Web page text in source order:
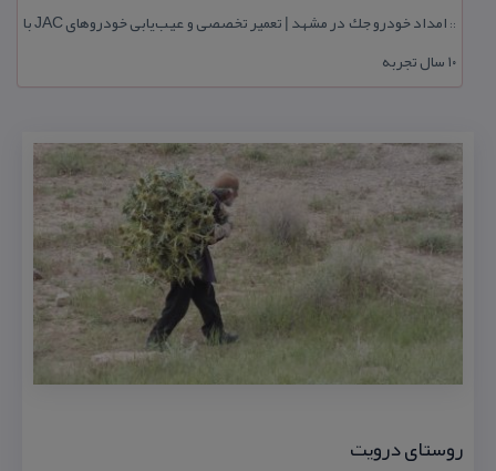
::
امداد خودرو جك در مشهد | تعمیر تخصصی و عیب‌یابی خودروهای JAC با
۱۰ سال تجربه
روستای درویت